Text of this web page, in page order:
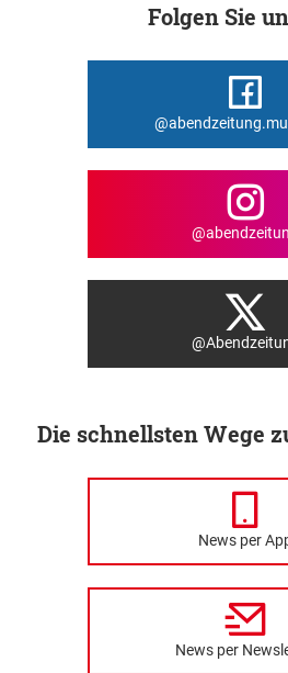
Folgen Sie
Die schnellsten Wege
News per
News per